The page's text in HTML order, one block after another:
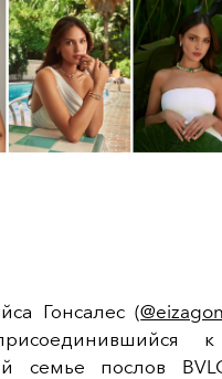
Гонсалес (
семье послов